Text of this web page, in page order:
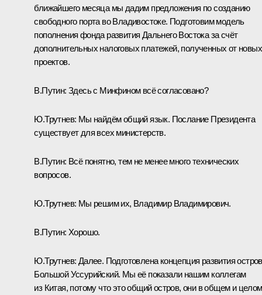
ближайшего месяца мы дадим предложения по созданию
свободного порта во Владивостоке. Подготовим модель
пополнения фонда развития Дальнего Востока за счёт
дополнительных налоговых платежей, полученных от новых
проектов.
В.Путин: Здесь с Минфином всё согласовано?
Ю.Трутнев: Мы найдём общий язык. Послание Президента
существует для всех министерств.
В.Путин: Всё понятно, тем не менее много технических
вопросов.
Ю.Трутнев: Мы решим их, Владимир Владимирович.
В.Путин: Хорошо.
Ю.Трутнев: Далее. Подготовлена концепция развития
Большой Уссурийский. Мы её показали нашим коллегам
из Китая, потому что это общий остров, они в общем и целом